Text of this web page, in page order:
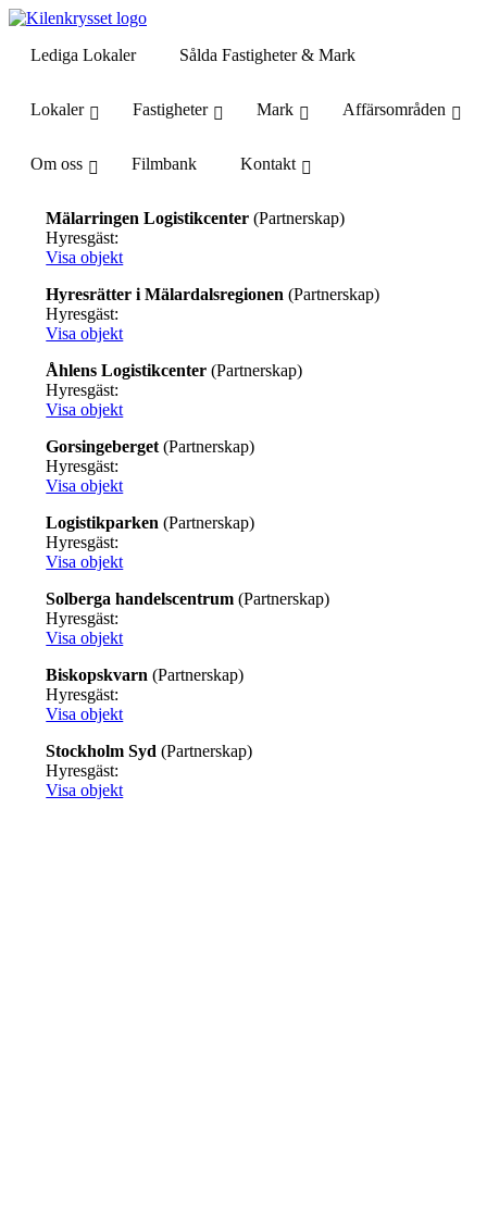
Lediga Lokaler Sålda Fastigheter & Mark
Lokaler Fastigheter Mark Affärsområden
Om oss Filmbank Kontakt
Mälarringen Logistikcenter (Partnerskap)
Hyresgäst:
Visa objekt
Hyresrätter i Mälardalsregionen (Partnerskap)
Hyresgäst:
Visa objekt
Åhlens Logistikcenter (Partnerskap)
Hyresgäst:
Visa objekt
Gorsingeberget (Partnerskap)
Hyresgäst:
Visa objekt
Logistikparken (Partnerskap)
Hyresgäst:
Visa objekt
Solberga handelscentrum (Partnerskap)
Hyresgäst:
Visa objekt
Biskopskvarn (Partnerskap)
Hyresgäst:
Visa objekt
Stockholm Syd (Partnerskap)
Hyresgäst:
Visa objekt